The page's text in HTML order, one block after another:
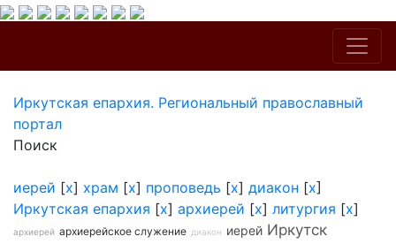
Иркутская епархия. Региональный православный
портал
Поиск
иерей [x] храм [x] проповедь [x] диакон [x]
Иркутская епархия [x] архиерей [x] литургия [x]
архиерей архиерейское служение диакон иерей Иркутск